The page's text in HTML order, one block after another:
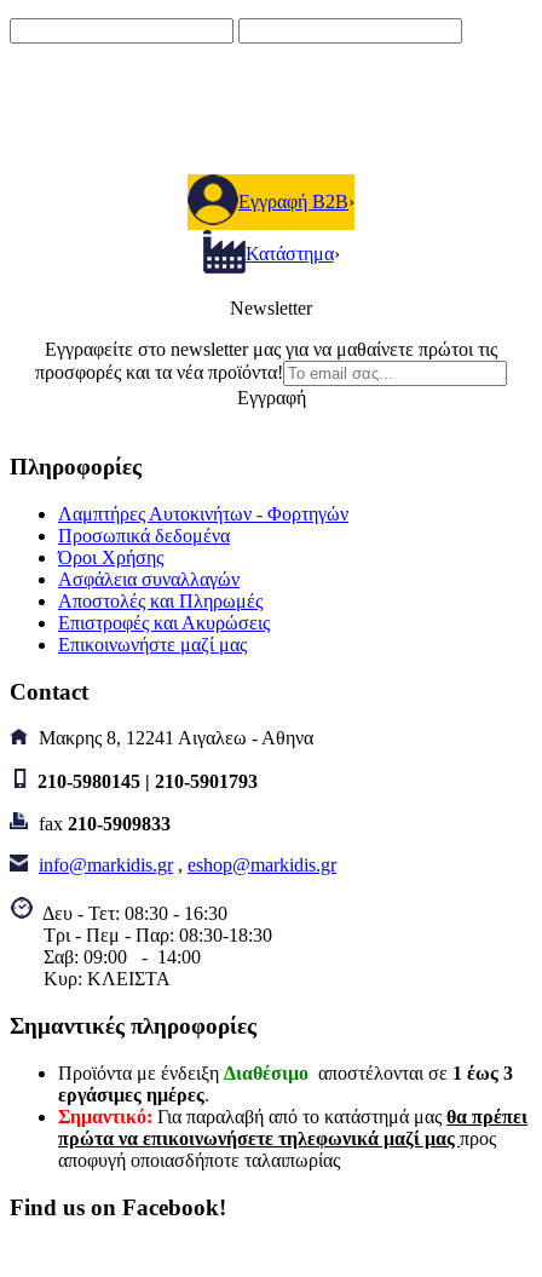
Εγγραφή B2B›
Κατάστημα›
Newsletter
Εγγραφείτε στο newsletter μας για να μαθαίνετε πρώτοι τις
προσφορές και τα νέα προϊόντα!
Εγγραφή
Πληροφορίες
Λαμπτήρες Αυτοκινήτων - Φορτηγών
Προσωπικά δεδομένα
Όροι Χρήσης
Ασφάλεια συναλλαγών
Αποστολές και Πληρωμές
Επιστροφές και Ακυρώσεις
Επικοινωνήστε μαζί μας
Contact
Μακρης 8, 12241 Αιγαλεω - Αθηνα
210-5980145 | 210-5901793
fax 210-5909833
info@markidis.gr, eshop@markidis.gr
Δευ - Τετ: 08:30 - 16:30
Τρι - Πεμ - Παρ: 08:30-18:30
Σαβ: 09:00 - 14:00
Κυρ: ΚΛΕΙΣΤΑ
Σημαντικές πληροφορίες
Προϊόντα με ένδειξη Διαθέσιμο αποστέλονται σε 1 έως 3
εργάσιμες ημέρες.
Σημαντικό: Για παραλαβή από το κατάστημά μας θα πρέπει
πρώτα να επικοινωνήσετε τηλεφωνικά μαζί μας προς
αποφυγή οποιασδήποτε ταλαιπωρίας
Find us on Facebook!